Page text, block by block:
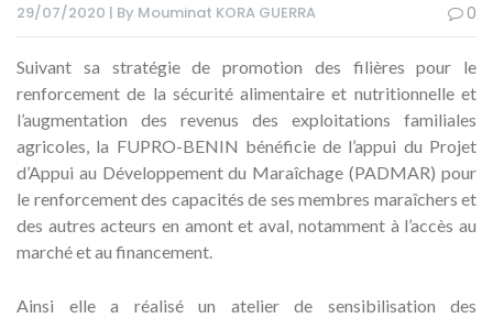
29/07/2020 | By Mouminat KORA GUERRA 0
Suivant sa stratégie de promotion des filières pour le
renforcement de la sécurité alimentaire et nutritionnelle et
l’augmentation des revenus des exploitations familiales
agricoles, la FUPRO-BENIN bénéficie de l’appui du Projet
d’Appui au Développement du Maraîchage (PADMAR) pour
le renforcement des capacités de ses membres maraîchers et
des autres acteurs en amont et aval, notamment à l’accès au
marché et au financement.
Ainsi elle a réalisé un atelier de sensibilisation des